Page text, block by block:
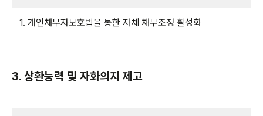
1. 개인채무자보호법을 통한 자체 채무조정 활성화
3. 상환능력 및 자화의지 제고